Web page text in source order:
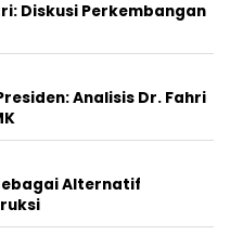
Diskusi Perkembangan
Analisis Dr. Fahri
Alternatif